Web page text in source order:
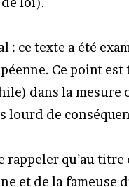
: ce texte a été
Ce point
dans la mesure
lourd de
rappeler qu’au
et de la fameuse